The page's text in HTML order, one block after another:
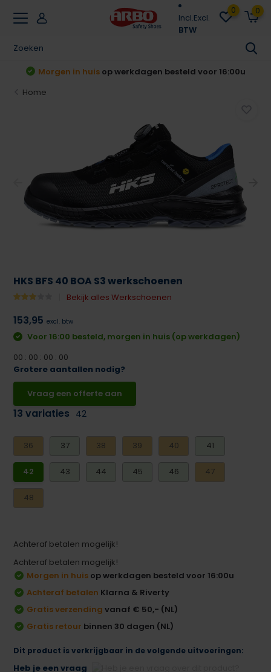
Incl.Excl.
BTW
0 0
16:00u Achteraf betalenKlarna &
Home
HKS BFS 40 BOA S3 werkschoenen
Bekijk alles Werkschoenen
153,95 excl. btw
Voor 16:00 besteld, morgen in huis (op werkdagen)
00 : 00 : 00 : 00
Grotere aantallen nodig?
Vraag een offerte aan
13 variaties 42
36 37 38 39 40 41
42 43 44 45 46 47
48
Achteraf betalen mogelijk!
Achteraf betalen mogelijk!
Morgen in huis op werkdagen besteld voor 16:00u
Achteraf betalen Klarna & Riverty
Gratis verzending vanaf € 50,- (NL)
Gratis retour binnen 30 dagen (NL)
Dit product is verkrijgbaar in de volgende uitvoeringen:
Heb je een vraag